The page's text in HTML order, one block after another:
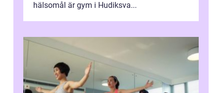
hälsomål är gym i Hudiksva...